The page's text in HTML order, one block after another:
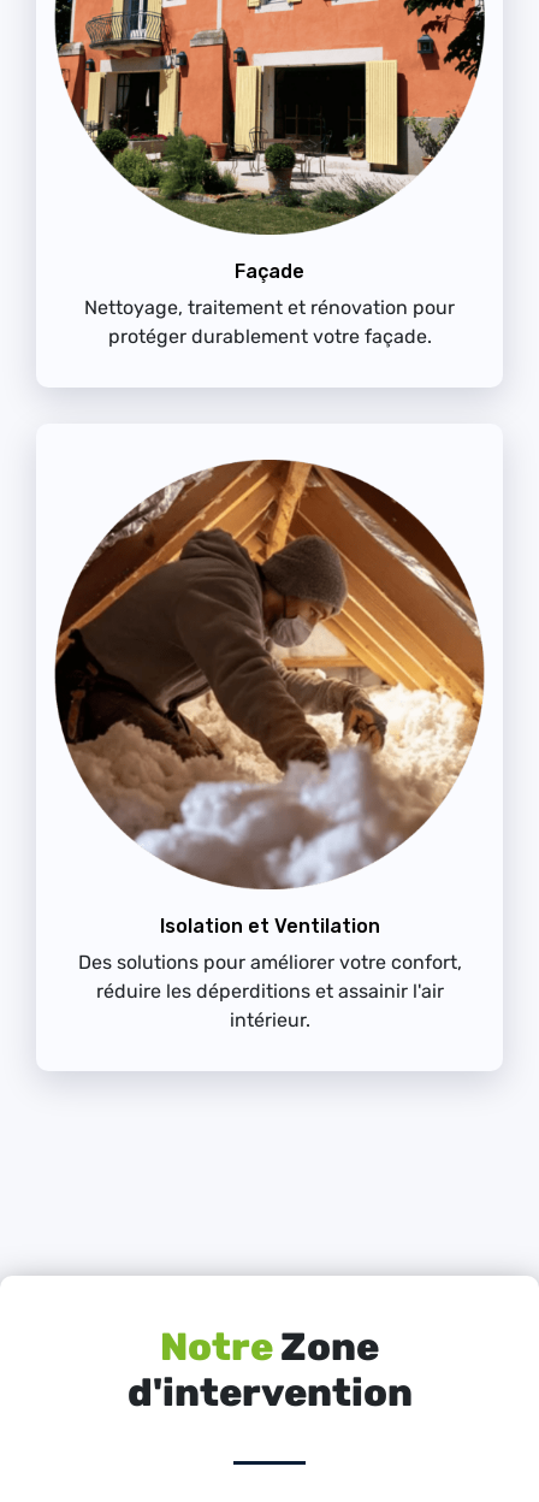
Façade
Nettoyage, traitement et rénovation pour
protéger durablement votre façade.
Isolation et Ventilation
Des solutions pour améliorer votre confort,
réduire les déperditions et assainir l'air
intérieur.
NotreZone
d'intervention